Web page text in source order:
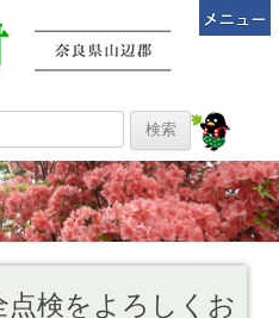
点検をよろしくお